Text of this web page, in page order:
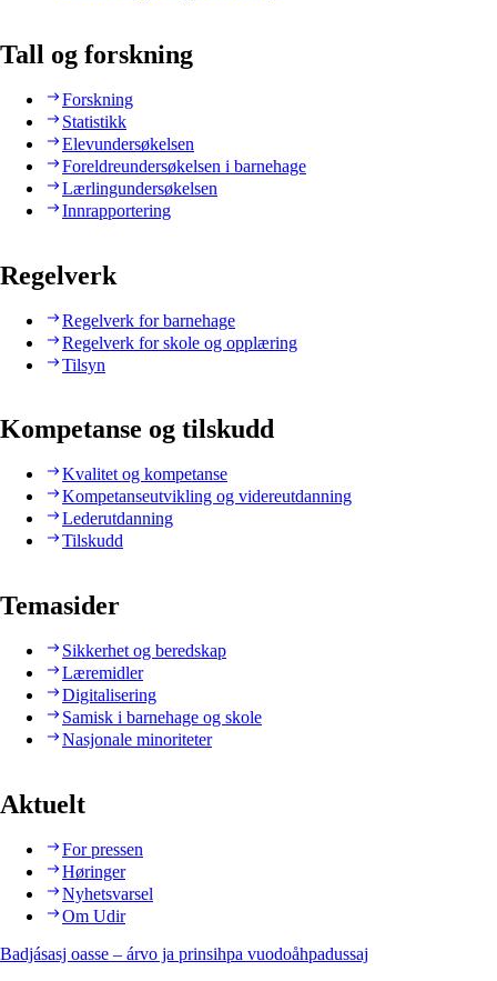
Tall og forskning
Forskning
Statistikk
Elevundersøkelsen
Foreldreundersøkelsen i barnehage
Lærlingundersøkelsen
Innrapportering
Regelverk
Regelverk for barnehage
Regelverk for skole og opplæring
Tilsyn
Kompetanse og tilskudd
Kvalitet og kompetanse
Kompetanseutvikling og videreutdanning
Lederutdanning
Tilskudd
Temasider
Sikkerhet og beredskap
Læremidler
Digitalisering
Samisk i barnehage og skole
Nasjonale minoriteter
Aktuelt
For pressen
Høringer
Nyhetsvarsel
Om Udir
Badjásasj oasse – árvo ja prinsihpa vuodoåhpadussaj